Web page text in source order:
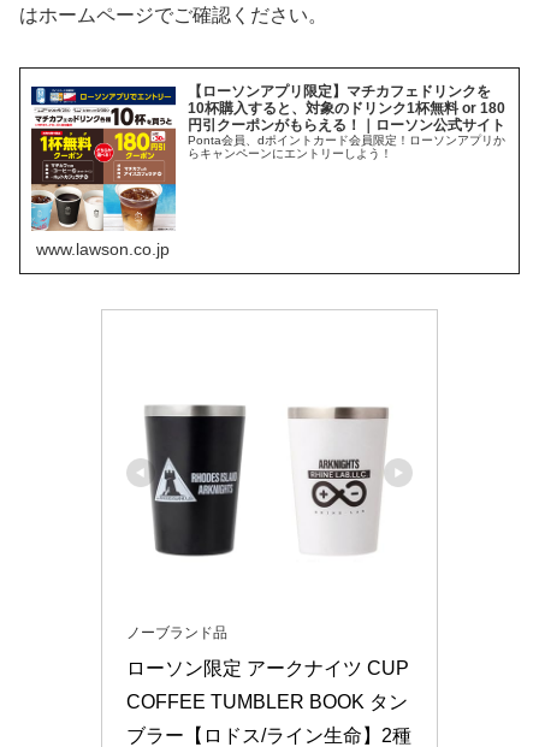
はホームページでご確認ください。
【ローソンアプリ限定】マチカフェドリンクを
10杯購入すると、対象のドリンク1杯無料 or 180
円引クーポンがもらえる！｜ローソン公式サイト
Ponta会員、dポイントカード会員限定！ローソンアプリか
らキャンペーンにエントリーしよう！
www.lawson.co.jp
ノーブランド品
ローソン限定 アークナイツ CUP
COFFEE TUMBLER BOOK タン
ブラー【ロドス/ライン生命】2種